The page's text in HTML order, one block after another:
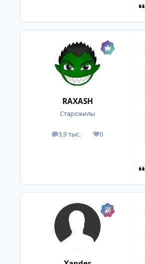
RAXASH
Старожилы
3,9 тыс.
посты 0
Репутация